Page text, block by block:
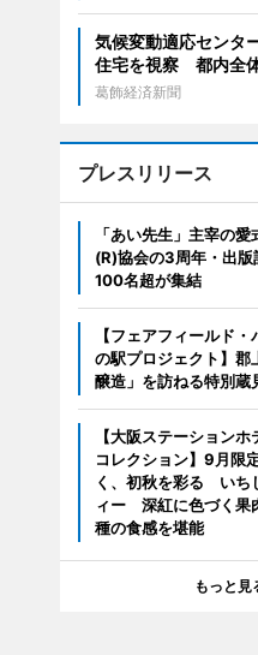
気候変動適応センタ
住宅を視察 都内全
葛飾経済新聞
プレスリリース
「あい先生」主宰の
(R)協会の3周年・出版
100名超が集結
【フェアフィールド
の駅プロジェクト】郡
醸造」を訪ねる特別蔵
【大阪ステーション
コレクション】9月限
く、初秋を彩る いち
ィー 深紅に色づく果
種の食感を堪能
もっと見